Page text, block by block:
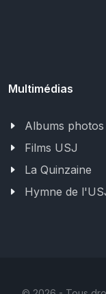
Multimédias
Albums photos
Films USJ
La Quinzaine
Hymne de